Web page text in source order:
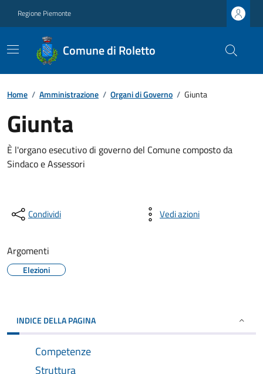
Regione Piemonte
Comune di Roletto
Home / Amministrazione / Organi di Governo / Giunta
Giunta
È l'organo esecutivo di governo del Comune composto da
Sindaco e Assessori
Condividi Vedi azioni
Argomenti
Elezioni
INDICE DELLA PAGINA
Competenze
Struttura